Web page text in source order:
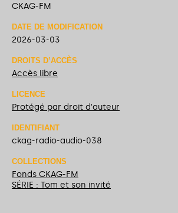
CKAG-FM
DATE DE MODIFICATION
2026-03-03
DROITS D’ACCÈS
Accès libre
LICENCE
Protégé par droit d'auteur
IDENTIFIANT
ckag-radio-audio-038
COLLECTIONS
Fonds CKAG-FM
SÉRIE : Tom et son invité